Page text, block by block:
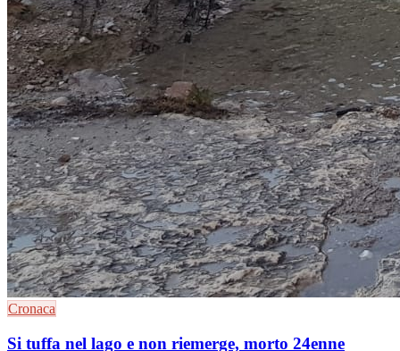
Cronaca
Si tuffa nel lago e non riemerge, morto 24enne